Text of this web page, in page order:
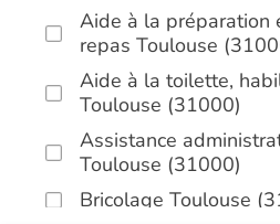
Aide à la préparation
repas Toulouse
Aide à la toilette,
Toulouse (31000)
Assistance
Toulouse (31000)
Bricolage Toulouse